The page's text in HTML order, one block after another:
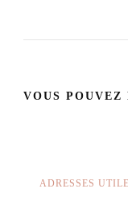
VOUS
ADRESSES